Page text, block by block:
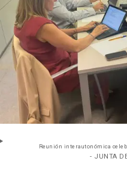
Reunión interautonómica
- JUNTA